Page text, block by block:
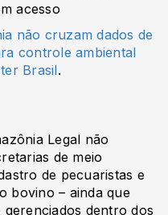
acesso
não cruzam dados de
controle ambiental
Brasil.
Legal não
de meio
de pecuaristas e
bovino – ainda que
gerenciados dentro dos